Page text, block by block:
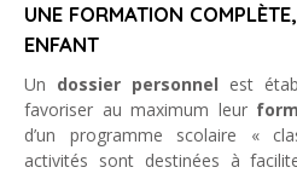
UNE FORMATION
ENFANT
Un dossier personnel est
favoriser au maximum leur
d’un programme scolaire «
activités sont destinées à